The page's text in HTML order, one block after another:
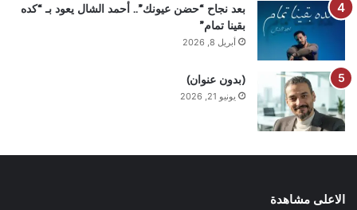
بعد نجاح “حضن عيونك”.. أحمد الشال يعود بـ “كده
بقينا تمام”
أبريل 8, 2026
(بدون عنوان)
يونيو 21, 2026
الاعلى مشاهدة